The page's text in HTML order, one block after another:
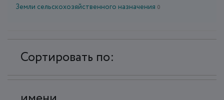
Земли сельскохозяйственного назначения 0
Сортировать по: